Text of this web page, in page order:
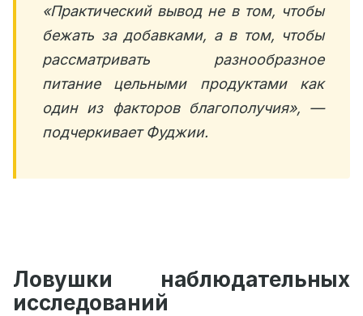
«Практический вывод не в том, чтобы
бежать за добавками, а в том, чтобы
рассматривать разнообразное
питание цельными продуктами как
один из факторов благополучия», —
подчеркивает Фуджии.
Ловушки наблюдательных
исследований